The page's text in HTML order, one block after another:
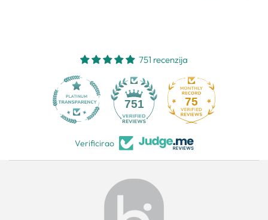
751 recenzija
751 75
Verificirao